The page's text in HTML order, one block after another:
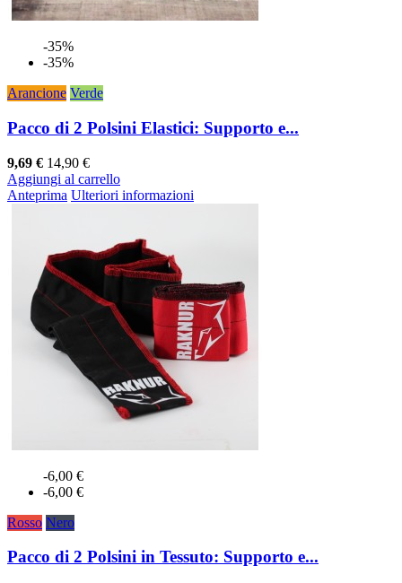
-35%
-35%
Arancione Verde
Pacco di 2 Polsini Elastici: Supporto e...
9,69 € 14,90 €
Aggiungi al carrello
Anteprima Ulteriori informazioni
-6,00 €
-6,00 €
Rosso Nero
Pacco di 2 Polsini in Tessuto: Supporto e...